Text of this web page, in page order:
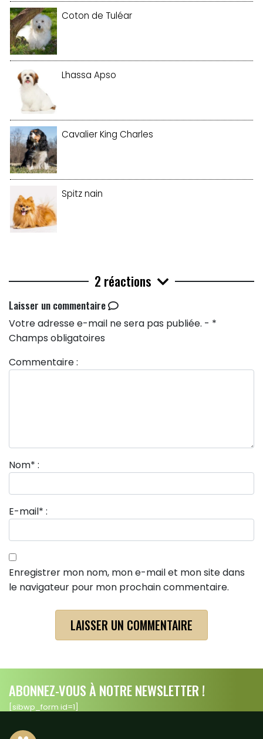
Coton de Tuléar
Lhassa Apso
Cavalier King Charles
Spitz nain
2 réactions
Laisser un commentaire
Votre adresse e-mail ne sera pas publiée. - *
Champs obligatoires
Commentaire :
Nom* :
E-mail* :
Enregistrer mon nom, mon e-mail et mon site dans
le navigateur pour mon prochain commentaire.
ABONNEZ-VOUS À NOTRE NEWSLETTER !
[sibwp_form id=1]